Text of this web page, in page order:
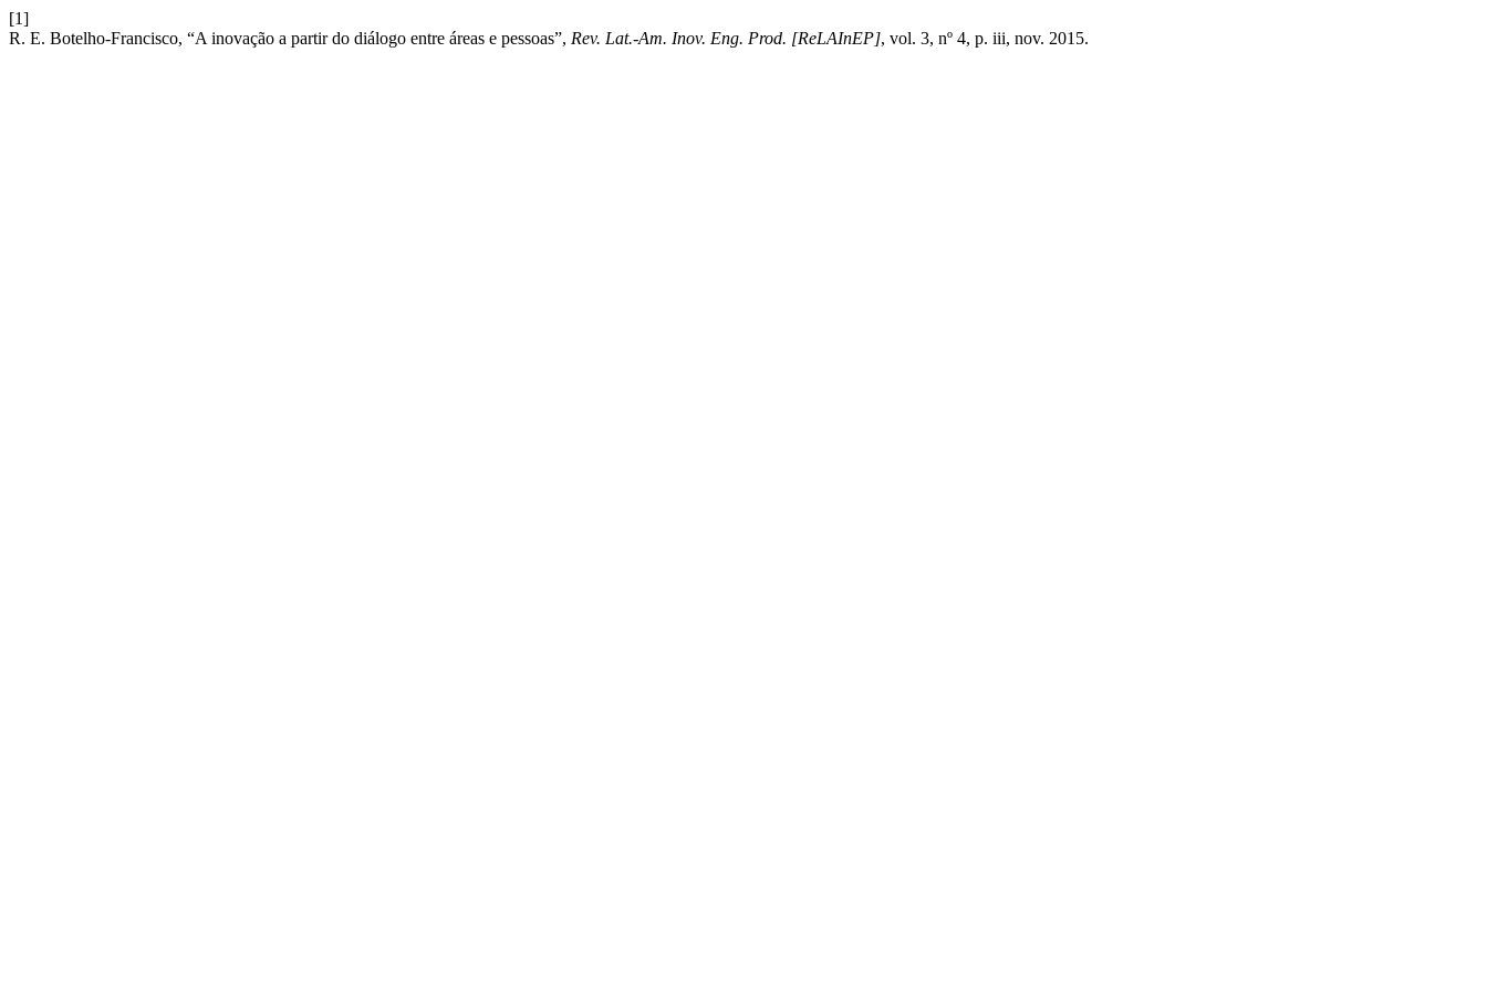
[1]
R. E. Botelho-Francisco, “A inovação a partir do diálogo entre áreas e pessoas”, Rev. Lat.-Am. Inov. Eng. Prod. [ReLAInEP], vol. 3, nº 4, p. iii, nov. 2015.